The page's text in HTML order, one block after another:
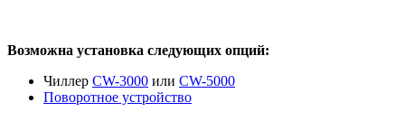
Возможна установка следующих опций:
Чиллер CW-3000 или CW-5000
Поворотное устройство